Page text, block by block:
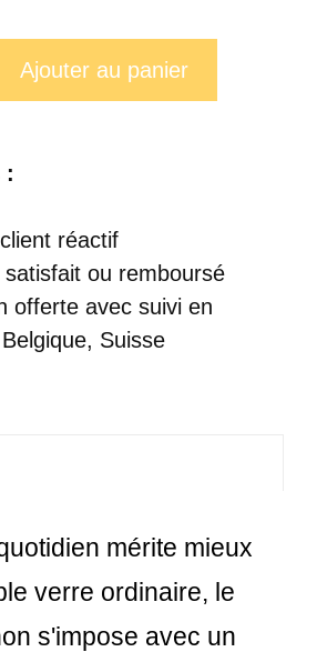
Ajouter au panier
:
réactif
satisfait ou remboursé
offerte avec suivi en
Suisse
mérite mieux
verre ordinaire, le
s'impose avec un